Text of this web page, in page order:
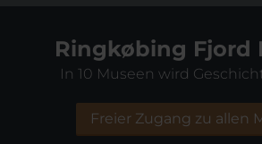
Ringkøbing Fjord
In 10 Museen wird
Freier Zugang zu allen